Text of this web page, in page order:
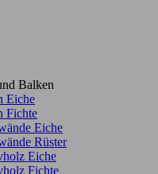
Balken
Eiche
Fichte
Eiche
Rüster
Eiche
Fichte